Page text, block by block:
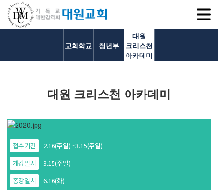
담임목사 인사말
연혁
1971~1996
2000~2009
2010~2019
2020~2023
교회학교 청년부
대원
크리스천
아카데미
대원 크리스천 아카데미
접수기간
2.16(주일) ~3.15(주일)
개강일시
3.15(주일)
종강일시
6.16(화)